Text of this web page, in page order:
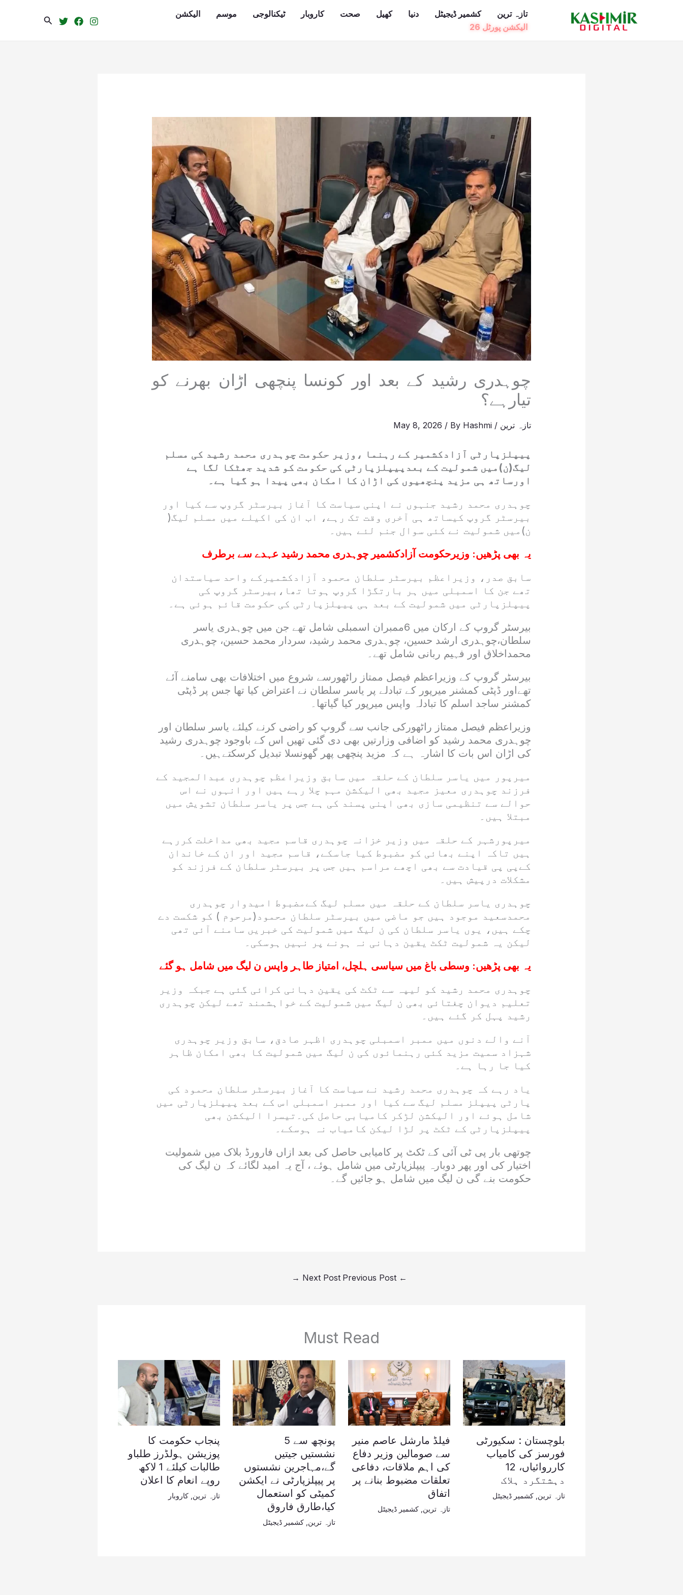
تازہ ترین کشمیر ڈیجیٹل دنیا کھیل صحت کاروبار ٹیکنالوجی موسم
الیکشن
الیکشن پورٹل 26
Search
چوہدری رشید کے بعد اور کونسا پنچھی اڑان بھرنے کو
تیارہے؟
تازہ ترین /
May 8, 2026 / By Hashmi
پیپلزپارٹی آزادکشمیر کے رہنما ،وزیر حکومت چوہدری محمد رشید کی مسلم
لیگ(ن)میں شمولیت کے بعدپیپلزپارٹی کی حکومت کو شدید جھٹکا لگا ہے
اورساتھ ہی مزید پنچھیوں کی اڑان کا امکان بھی پیدا ہو گیا ہے۔
چوہدری محمد رشید جنہوں نے اپنی سیاست کا آغاز بیرسٹر گروپ سے کیا اور
بیرسٹر گروپ کیساتھ ہی آخری وقت تک رہے، اب ان کی اکیلے میں مسلم لیگ(
ن)میں شمولیت نے کئی سوال جنم لئے ہیں۔
یہ بھی پڑھیں: وزیرحکومت آزادکشمیر چوہدری محمد رشید عہدے سے برطرف
سابق صدر، وزیراعظم بیرسٹر سلطان محمود آزادکشمیرکے واحد سیاستدان
تھے جن کا اسمبلی میں ہر بارتگڑا گروپ ہوتا تھا،بیرسٹر گروپ کی
پیپلزپارٹی میں شمولیت کے بعد ہی پیپلزپارٹی کی حکومت قائم ہوئی ہے۔
بیرسٹر گروپ کے ارکان میں 6ممبران اسمبلی شامل تھے جن میں چوہدری یاسر
سلطان،چوہدری ارشد حسین، چوہدری محمد رشید، سردار محمد حسین، چوہدری
محمداخلاق اور فہیم ربانی شامل تھے۔
بیرسٹر گروپ کے وزیراعظم فیصل ممتاز راٹھورسے شروع میں اختلافات بھی سامنے آئے
تھےاور ڈپٹی کمشنر میرپور کے تبادلے پر یاسر سلطان نے اعتراض کیا تھا جس پر ڈپٹی
کمشنر ساجد اسلم کا تبادلہ واپس میرپور کیا گیاتھا۔
وزیراعظم فیصل ممتاز راٹھورکی جانب سے گروپ کو راضی کرنے کیلئے یاسر سلطان اور
چوہدری محمد رشید کو اضافی وزارتیں بھی دی گئی تھیں اس کے باوجود چوہدری رشید
کی اڑان اس بات کا اشارہ ہے کہ مزید پنچھی پھر گھونسلا تبدیل کرسکتےہیں۔
میرپور میں یاسر سلطان کے حلقہ میں سابق وزیراعظم چوہدری عبدالمجید کے
فرزند چوہدری معیز مجید بھی الیکشن مہم چلا رہے ہیں اور انہوں نے اس
حوالے سے تنظیمی سازی بھی اپنی پسند کی ہے جس پر یاسر سلطان تشویش میں
مبتلا ہیں۔
میرپورشہر کے حلقہ میں وزیر خزانہ چوہدری قاسم مجید بھی مداخلت کررہے
ہیں تاکہ اپنے بھائی کو مضبوط کیا جاسکے، قاسم مجید اور ان کے خاندان
کےپی پی قیادت سے بھی اچھے مراسم ہیں جس پر بیرسٹر سلطان کے فرزند کو
مشکلات درپیش ہیں۔
چوہدری یاسر سلطان کے حلقہ میں مسلم لیگ کےمضبوط امیدوار چوہدری
محمدسعید موجود ہیں جو ماضی میں بیرسٹر سلطان محمود(مرحوم ) کو شکست دے
چکے ہیں، یوں یاسر سلطان کی ن لیگ میں شمولیت کی خبریں سامنے آئی تھی
لیکن یہ شمولیت ٹکٹ یقین دہانی نہ ہونے پر نہیں ہوسکی۔
یہ بھی پڑھیں: وسطی باغ میں سیاسی ہلچل، امتیاز طاہر واپس ن لیگ میں شامل ہو گئے
چوہدری محمد رشید کو لیپہ سے ٹکٹ کی یقین دہانی کرائی گئی ہے جبکہ وزیر
تعلیم دیوان چغتائی بھی ن لیگ میں شمولیت کے خواہشمند تھے لیکن چوہدری
رشید پہل کر گئے ہیں۔
آنے والے دنوں میں ممبر اسمبلی چوہدری اظہر صادق، سابق وزیر چوہدری
شہزاد سمیت مزید کئی رہنمائوں کی ن لیگ میں شمولیت کا بھی امکان ظاہر
کیا جا رہا ہے۔
یاد رہے کہ چوہدری محمد رشید نے سیاست کا آغاز بیرسٹر سلطان محمود کی
پارٹی پیپلز مسلم لیگ سے کیا اور ممبر اسمبلی اس کے بعد پیپلزپارٹی میں
شامل ہوئے اور الیکشن لڑکر کامیابی حاصل کی۔تیسرا الیکشن بھی
پیپلزپارٹی کے ٹکٹ پر لڑا لیکن کامیاب نہ ہوسکے۔
چوتھی بار پی ٹی آئی کے ٹکٹ پر کامیابی حاصل کی بعد ازاں فارورڈ بلاک میں شمولیت
اختیار کی اور پھر دوبارہ پیپلزپارٹی میں شامل ہوئے ، آج یہ امید لگائے کہ ن لیگ کی
حکومت بنے گی ن لیگ میں شامل ہو جائیں گے۔
←
Next Post
→
Must Read
بلوچستان : سکیورٹی
فورسز کی کامیاب
کارروائیاں، 12
دہشتگرد ہلاک
تازہ ترین کشمیر ڈیجیٹل
فیلڈ مارشل عاصم منیر
سے صومالین وزیر دفاع
کی اہم ملاقات، دفاعی
تعلقات مضبوط بنانے پر
اتفاق
تازہ ترین ,کشمیر ڈیجیٹل
پونچھ سے 5
نشستیں جیتیں
گے،مہاجرین نشستوں
پر پیپلزپارٹی نے ایکشن
کمیٹی کو استعمال
کیا،طارق فاروق
تازہ ترین ,کشمیر ڈیجیٹل
پنجاب حکومت کا
پوزیشن ہولڈرز طلباو
طالبات کیلئے 1 لاکھ
روپے انعام کا اعلان
تازہ ترین کاروبار